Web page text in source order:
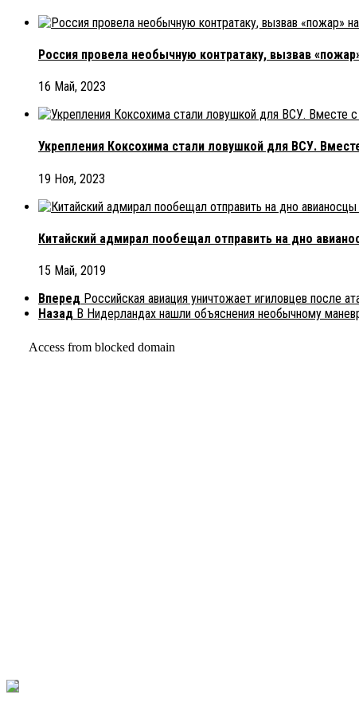
Россия провела необычную контратаку, вызвав
16 Май, 2023
Укрепления Коксохима стали ловушкой для ВСУ.
19 Ноя, 2023
Китайский адмирал пообещал отправить на дно
15 Май, 2019
Вперед Российская авиация уничтожает игиловцев после
Назад В Нидерландах нашли объяснения необычному